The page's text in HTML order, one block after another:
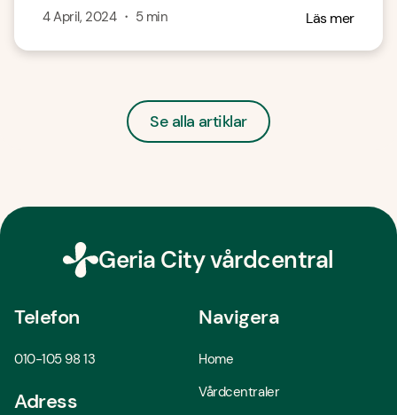
4 April, 2024・ 5min Läs mer
Se alla artiklar
Geria City vårdcentral
Telefon
010-105 98 13
Adress
Navigera
Home
Vårdcentraler